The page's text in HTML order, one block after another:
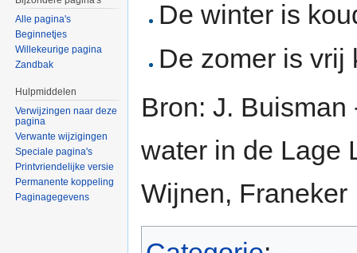
De winter is
De zomer is vrij
Bron: J.
water in de Lage
Wijnen, Franeker
Alle pagina's
Beginnetjes
Willekeurige pagina
Zandbak
Hulpmiddelen
Verwijzingen naar deze
pagina
Verwante wijzigingen
Speciale pagina's
Printvriendelijke versie
Permanente koppeling
Paginagegevens